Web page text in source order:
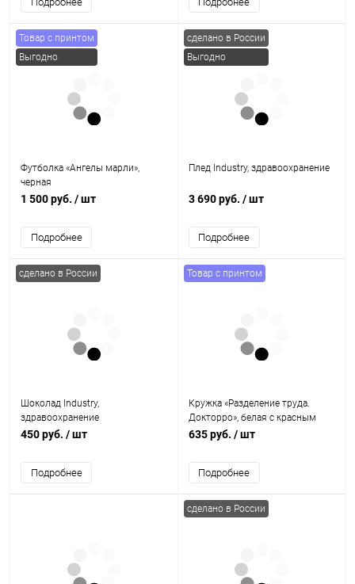
Товар с принтом
Выгодно
Футболка «Ангелы марли»,
черная
1 500 руб. / шт
Подробнее
сделано в России
Выгодно
Плед Industry, здравоохранение
3 690 руб. / шт
Подробнее
сделано в России
Шоколад Industry,
здравоохранение
450 руб. / шт
Подробнее
Товар с принтом
Кружка «Разделение труда.
Докторро», белая с красным
635 руб. / шт
Подробнее
сделано в России